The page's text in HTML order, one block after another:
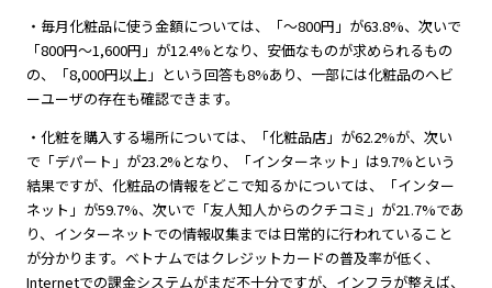
・毎月化粧品に使う金額については、「～800円」が63.8%、次いで
「800円～1,600円」が12.4%となり、安価なものが求められるもの
の、「8,000円以上」という回答も8%あり、一部には化粧品のヘビ
ーユーザの存在も確認できます。
・化粧を購入する場所については、「化粧品店」が62.2%が、次い
で「デパート」が23.2%となり、「インターネット」は9.7%という
結果ですが、化粧品の情報をどこで知るかについては、「インター
ネット」が59.7%、次いで「友人知人からのクチコミ」が21.7%であ
り、インターネットでの情報収集までは日常的に行われていること
が分かります。ベトナムではクレジットカードの普及率が低く、
Internetでの課金システムがまだ不十分ですが、インフラが整えば、